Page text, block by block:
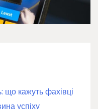
що кажуть фахівці
успіху